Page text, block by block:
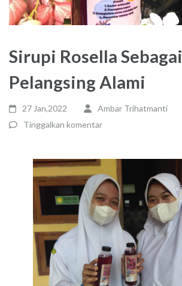
Sirupi Rosella Sebagai
Pelangsing Alami
27 Jan,2022
Ambar Trihatmanti
Tinggalkan komentar